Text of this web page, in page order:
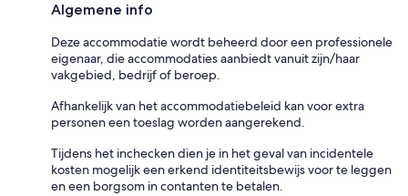
Algemene info
Deze accommodatie wordt beheerd door een professionele
eigenaar, die accommodaties aanbiedt vanuit zijn/haar
vakgebied, bedrijf of beroep.
Afhankelijk van het accommodatiebeleid kan voor extra
personen een toeslag worden aangerekend.
Tijdens het inchecken dien je in het geval van incidentele
kosten mogelijk een erkend identiteitsbewijs voor te leggen
en een borgsom in contanten te betalen.